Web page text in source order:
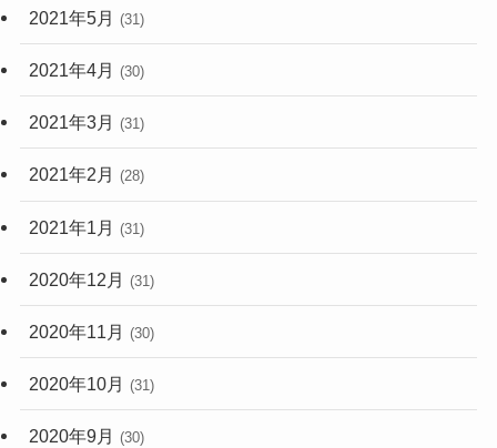
2021年5月 (31)
2021年4月 (30)
2021年3月 (31)
2021年2月 (28)
2021年1月 (31)
2020年12月 (31)
2020年11月 (30)
2020年10月 (31)
2020年9月 (30)